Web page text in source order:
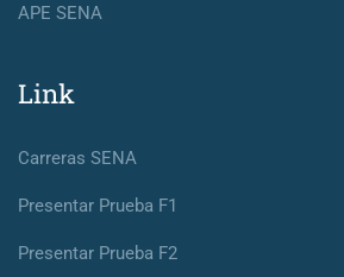
APE SENA
Link
Carreras SENA
Presentar Prueba F1
Presentar Prueba F2